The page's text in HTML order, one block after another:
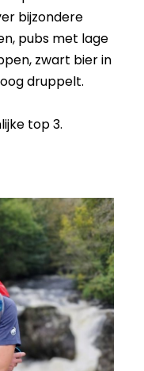
bijzondere
pubs met lage
zwart bier in
druppelt.
top 3.